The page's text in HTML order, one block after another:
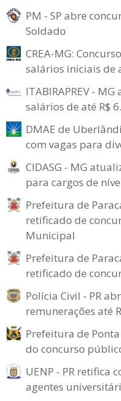
PM - SP abre
Soldado
CREA-MG:
salários iniciais de
ITABIRAPREV -
salários de até R$
DMAE de
com vagas para
CIDASG - MG
para cargos de
Prefeitura de
retificado de
Municipal
Prefeitura de
retificado de
Polícia Civil - PR
remunerações até
Prefeitura de
do concurso
UENP - PR retifica
agentes